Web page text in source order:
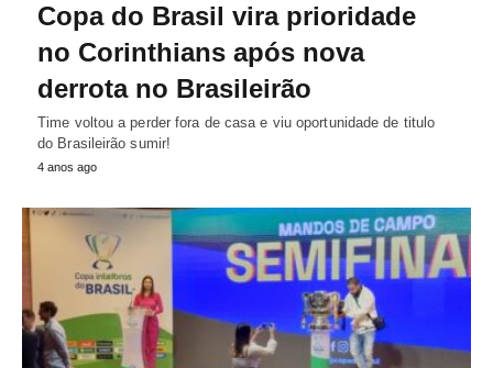
Copa do Brasil vira prioridade
no Corinthians após nova
derrota no Brasileirão
Time voltou a perder fora de casa e viu oportunidade de titulo
do Brasileirão sumir!
4 anos ago